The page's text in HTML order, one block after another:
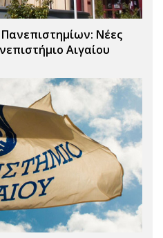
Πανεπιστημίων: Νέες
Αιγαίου